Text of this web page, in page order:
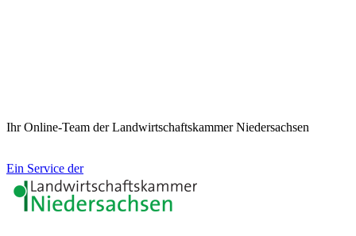
Ihr Online-Team der Landwirtschaftskammer Niedersachsen
Ein Service der